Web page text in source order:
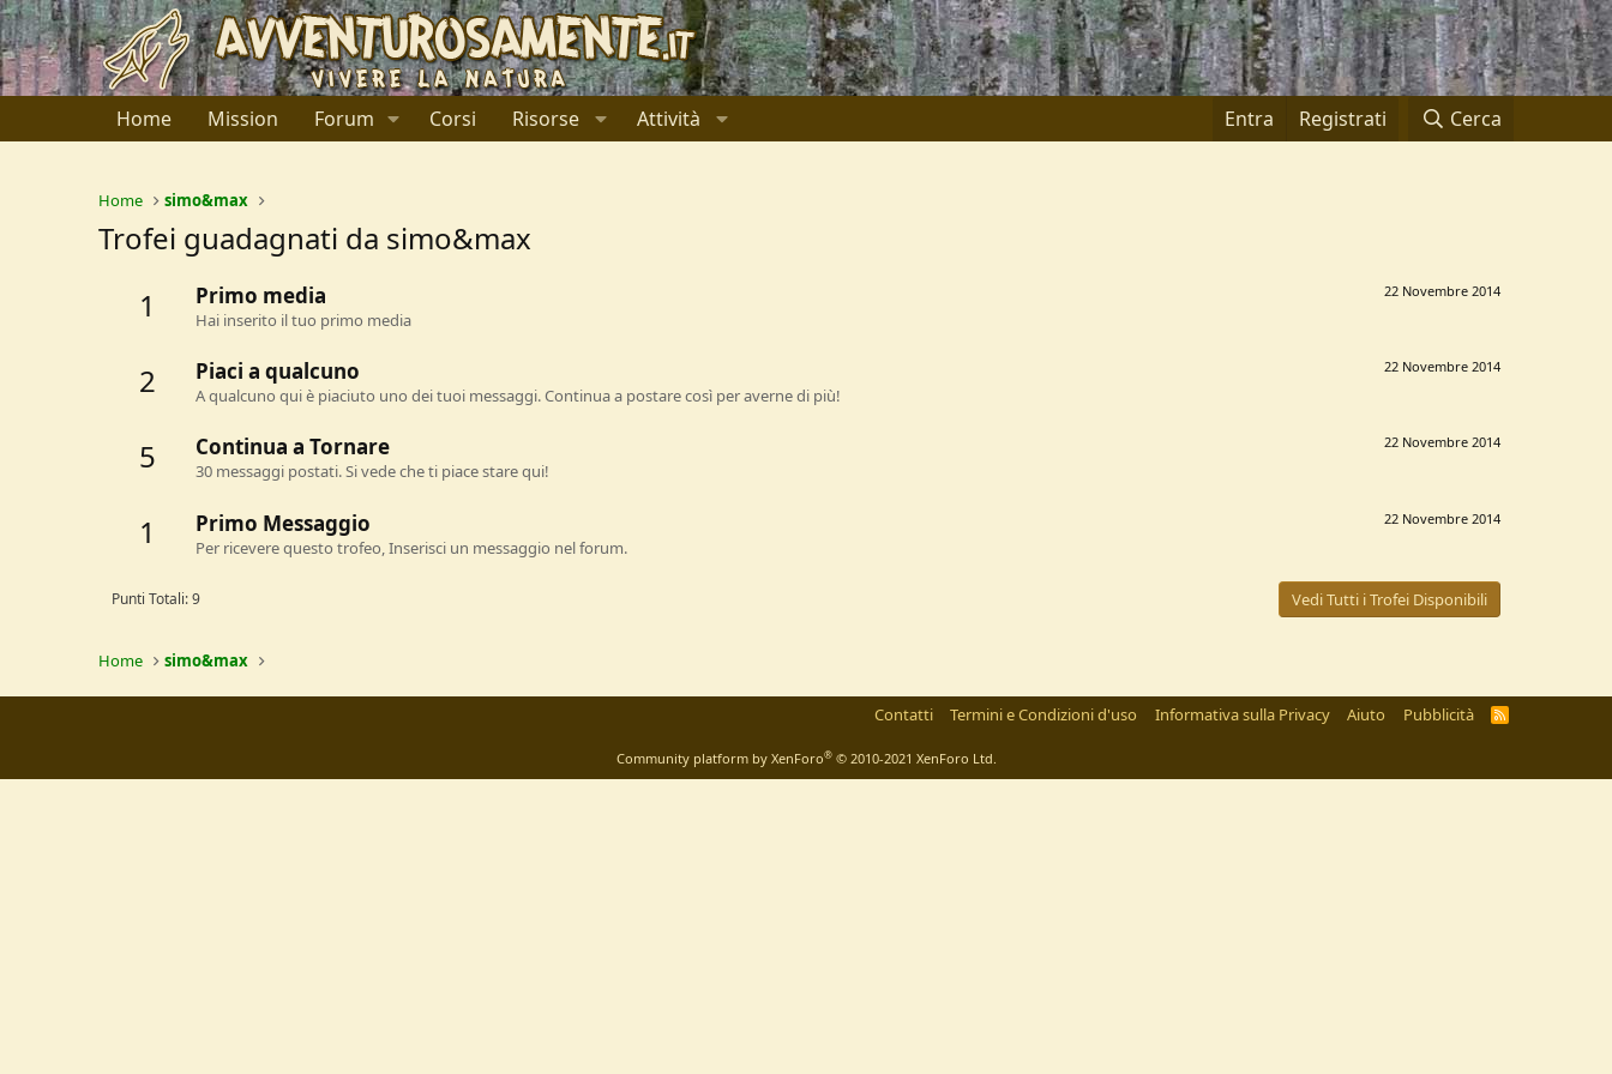
Home Mission Forum Corsi Risorse Attività Entra Registrati Cerca
Home simo&max
Trofei guadagnati da simo&max
1
22 Novembre 2014
Primo media
Hai inserito il tuo primo media
2 22 Novembre 2014
Piaci a qualcuno
A qualcuno qui è piaciuto uno dei tuoi messaggi. Continua a postare così per averne di più!
5 22 Novembre 2014
Continua a Tornare
30 messaggi postati. Si vede che ti piace stare qui!
1 22 Novembre 2014
Primo Messaggio
Per ricevere questo trofeo, Inserisci un messaggio nel forum.
Punti Totali: 9 Vedi Tutti i Trofei Disponibili
Home simo&max
Contatti Termini e Condizioni d'uso Informativa sulla Privacy Aiuto Pubblicità
R
Community platform by XenForo® © 2010-2021 XenForo Ltd.